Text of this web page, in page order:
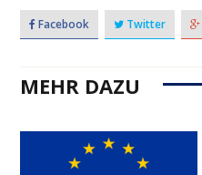
Facebook Twitter
MEHR DAZU